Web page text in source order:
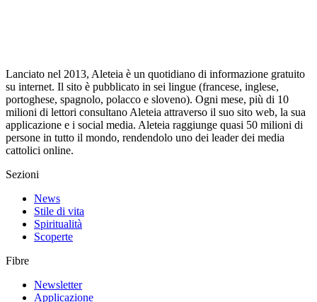
Lanciato nel 2013, Aleteia è un quotidiano di informazione gratuito
su internet. Il sito è pubblicato in sei lingue (francese, inglese,
portoghese, spagnolo, polacco e sloveno). Ogni mese, più di 10
milioni di lettori consultano Aleteia attraverso il suo sito web, la sua
applicazione e i social media. Aleteia raggiunge quasi 50 milioni di
persone in tutto il mondo, rendendolo uno dei leader dei media
cattolici online.
Sezioni
News
Stile di vita
Spiritualità
Scoperte
Fibre
Newsletter
Applicazione